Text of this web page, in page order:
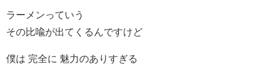
ラーメンっていう
その比喩が出てくるんですけど
僕は 完全に 魅力のありすぎる